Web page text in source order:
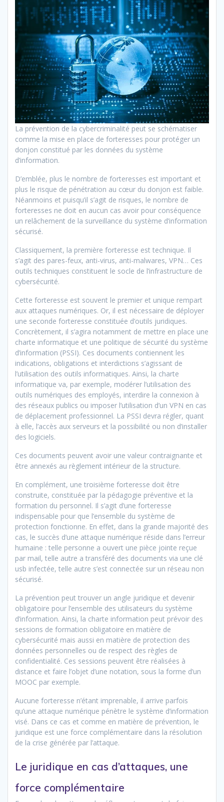
La prévention de la cybercriminalité peut se schématiser
comme la mise en place de forteresses pour protéger un
donjon constitué par les données du système
d’information.
D’emblée, plus le nombre de forteresses est important et
plus le risque de pénétration au cœur du donjon est faible.
Néanmoins et puisqu’il s’agit de risques, le nombre de
forteresses ne doit en aucun cas avoir pour conséquence
un relâchement de la surveillance du système d’information
sécurisé.
Classiquement, la première forteresse est technique. Il
s’agit des pares-feux, anti-virus, anti-malwares, VPN… Ces
outils techniques constituent le socle de l’infrastructure de
cybersécurité.
Cette forteresse est souvent le premier et unique rempart
aux attaques numériques. Or, il est nécessaire de déployer
une seconde forteresse constituée d’outils juridiques.
Concrètement, il s’agira notamment de mettre en place une
charte informatique et une politique de sécurité du système
d’information (PSSI). Ces documents contiennent les
indications, obligations et interdictions s’agissant de
l’utilisation des outils informatiques. Ainsi, la charte
informatique va, par exemple, modérer l’utilisation des
outils numériques des employés, interdire la connexion à
des réseaux publics ou imposer l’utilisation d’un VPN en cas
de déplacement professionnel. La PSSI devra régler, quant
à elle, l’accès aux serveurs et la possibilité ou non d’installer
des logiciels.
Ces documents peuvent avoir une valeur contraignante et
être annexés au règlement intérieur de la structure.
En complément, une troisième forteresse doit être
construite, constituée par la pédagogie préventive et la
formation du personnel. Il s’agit d’une forteresse
indispensable pour que l’ensemble du système de
protection fonctionne. En effet, dans la grande majorité des
cas, le succès d’une attaque numérique réside dans l’erreur
humaine : telle personne a ouvert une pièce jointe reçue
par mail, telle autre a transféré des documents via une clé
usb infectée, telle autre s’est connectée sur un réseau non
sécurisé.
La prévention peut trouver un angle juridique et devenir
obligatoire pour l’ensemble des utilisateurs du système
d’information. Ainsi, la charte information peut prévoir des
sessions de formation obligatoire en matière de
cybersécurité mais aussi en matière de protection des
données personnelles ou de respect des règles de
confidentialité. Ces sessions peuvent être réalisées à
distance et faire l’objet d’une notation, sous la forme d’un
MOOC par exemple.
Aucune forteresse n’étant imprenable, il arrive parfois
qu’une attaque numérique pénètre le système d’information
visé. Dans ce cas et comme en matière de prévention, le
juridique est une force complémentaire dans la résolution
de la crise générée par l’attaque.
Le juridique en cas d’attaques, une
force complémentaire